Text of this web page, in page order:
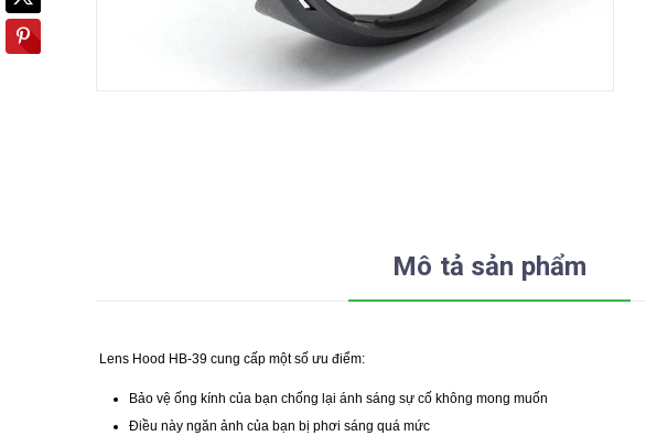
Mô tả sản phẩm
Lens Hood HB-39 cung cấp một số ưu điểm:
Bảo vệ ống kính của bạn chống lại ánh sáng sự cố không mong muốn
Điều này ngăn ảnh của bạn bị phơi sáng quá mức